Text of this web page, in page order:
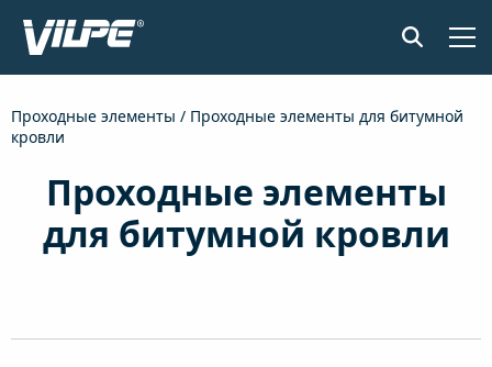
ПРИМЕНЕНИЕ
SENSE СИСТЕМА КОНТРОЛЯ ВЛАЖНОСТИ
Проходные элементы / Проходные элементы для битумной
кровли
Проходные элементы
для битумной кровли